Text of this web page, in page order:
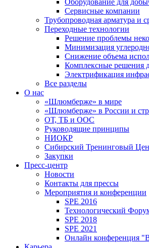
Оборудование для
Сервисные компании
Трубопроводная арматура и
Переходные технологии
Решение проблемы
Минимизация
Снижение объема
Комплексные решения
Электрификация
Все разделы
О нас
«Шлюмберже» в мире
«Шлюмберже» в России и
ОТ, ТБ и ООС
Руководящие принципы
НИОКР
Сибирский Тренинговый
Закупки
Пресс-центр
Новости
Контакты для прессы
Мероприятия и конференции
SPE 2016
Технологический
SPE 2018
SPE 2021
Онлайн конференция